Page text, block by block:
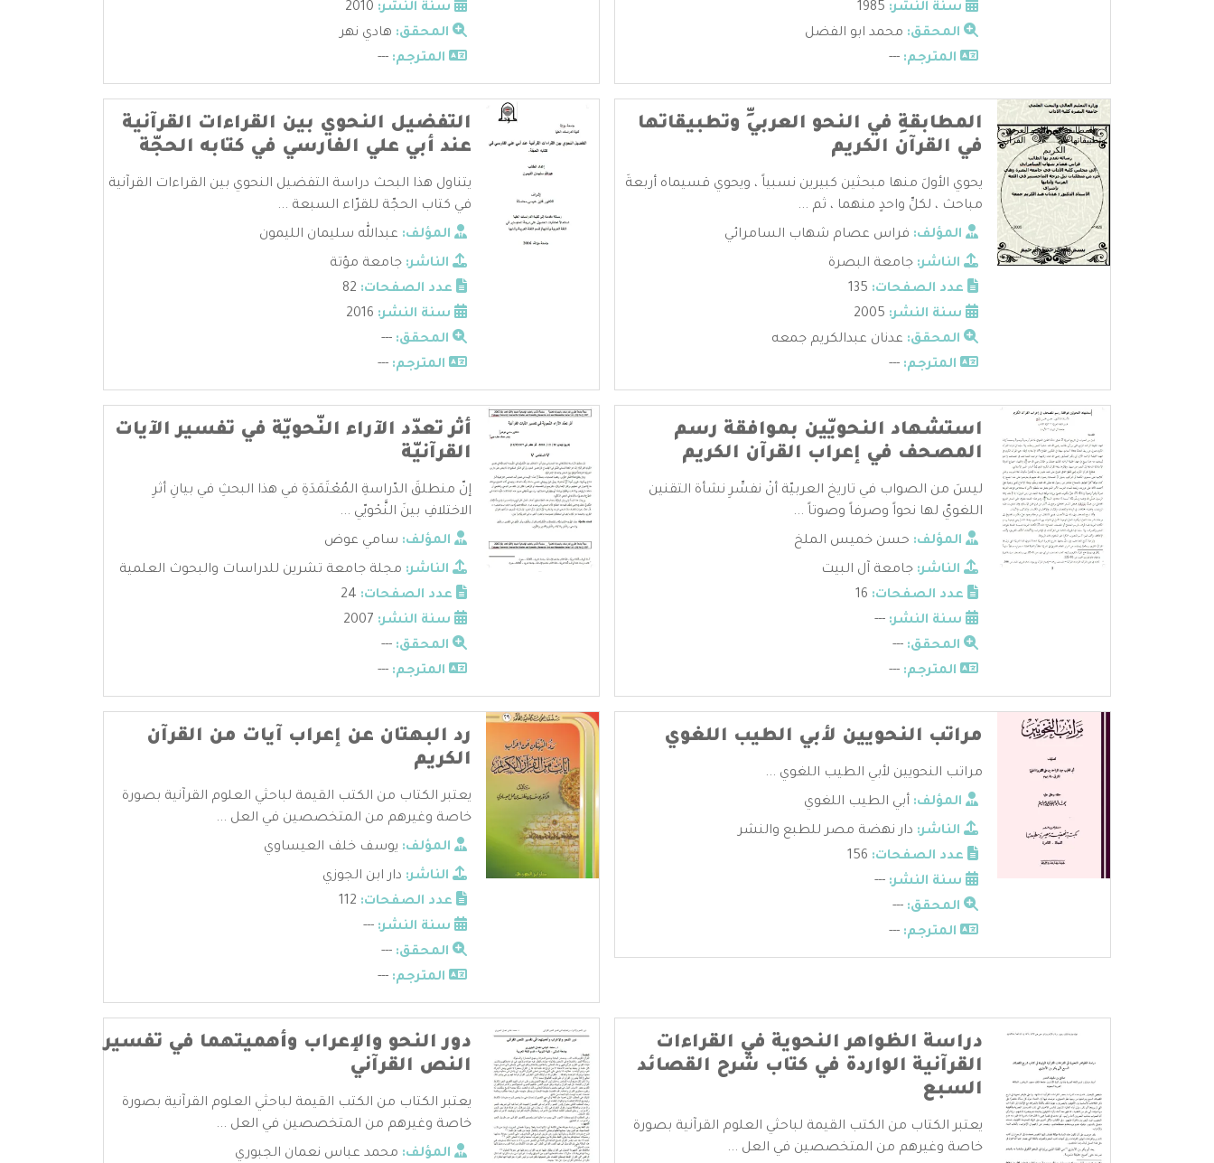
سنة النشر:
المحقق: محمد ابو الفضل
المترجم: ---
سنة النشر:
المحقق: هادي نهر
المترجم: ---
المطابقةِ في النحو العربيِّ وتطبيقاتها
في القرآن الكريم
يحوي الأولَ منها مبحثين كبيرين نسبياً ، ويحوي قسيماه أربعةَ
مباحث ، لكلِّ واحدٍ منهما ، ثم ...
المؤلف: فراس عصام شهاب السامرائي
الناشر: جامعة البصرة
عدد الصفحات:
سنة النشر:
المحقق: عدنان عبدالكريم جمعه
المترجم: ---
التفضيل النحوي بين القراءات القرآنية
عند أبي علي الفارسي في كتابه الحجّة
يتناول هذا البحث دراسة التفضيل النحوي بين القراءات القرآنية
في كتاب الحجّة للقرّاء السبعة ...
المؤلف: عبدالله سليمان الليمون
الناشر: جامعة مؤتة
عدد الصفحات:
سنة النشر:
المحقق: ---
المترجم: ---
استشهاد النحويّين بموافقة رسم
المصحف في إعراب القرآن الكريم
ليسَ من الصواب في تاريخ العربيّة أنْ نفسِّرِ نشأة التقنين
اللغويّ لها نحواً وصرفاً وصوتاً ...
المؤلف: حسن خميس الملخ
الناشر: جامعة آل البيت
عدد الصفحات:
سنة النشر: ---
المحقق: ---
المترجم: ---
أثر تعدّد الآراء النّحويّة في تفسير الآيات
القرآنيّة
إنّ منطلقَ الدّراسةِ المُعْتَمَدَةِ في هذا البحثِ في بيانِ أثرِ
الاختلافِ بينَ النَّحْويّي ...
المؤلف: سامي عوض
الناشر: مجلة جامعة تشرين للدراسات والبحوث العلمية
عدد الصفحات:
سنة النشر:
المحقق: ---
المترجم: ---
مراتب النحويين لأبي الطيب اللغوي
مراتب النحويين لأبي الطيب اللغوي ...
المؤلف: أبي الطيب اللغوي
الناشر: دار نهضة مصر للطبع والنشر
عدد الصفحات:
سنة النشر: ---
المحقق: ---
المترجم: ---
رد البهتان عن إعراب آيات من القرآن
الكريم
يعتبر الكتاب من الكتب القيمة لباحثي العلوم القرآنية بصورة
خاصة وغيرهم من المتخصصين في العل ...
المؤلف: يوسف خلف العيساوي
الناشر: دار ابن الجوزي
عدد الصفحات:
سنة النشر: ---
المحقق: ---
المترجم: ---
دراسة الظواهر النحوية في القراءات
القرآنية الواردة في كتاب شرح القصائد
السبع
يعتبر الكتاب من الكتب القيمة لباحثي العلوم القرآنية بصورة
خاصة وغيرهم من المتخصصين في العل ...
دور النحو والإعراب وأهميتهما في تفسير
النص القرآني
يعتبر الكتاب من الكتب القيمة لباحثي العلوم القرآنية بصورة
خاصة وغيرهم من المتخصصين في العل ...
المؤلف: محمد عباس نعمان الجبوري